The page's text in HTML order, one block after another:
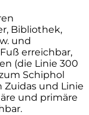
Bibliothek,
und
erreichbar,
(die Linie 300
Schiphol
Zuidas und Linie
und primäre